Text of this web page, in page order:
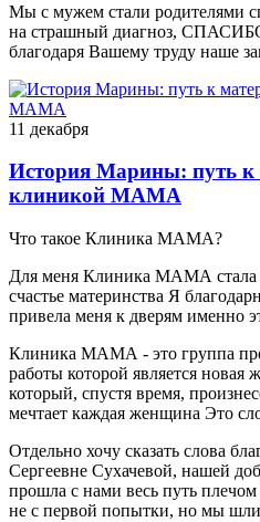
Мы с мужем стали родителями
на страшный диагноз,
благодаря Вашему труду наше
11 декабря
История Марины: путь к
клиникой МАМА
Что такое Клиника МАМА?
Для меня Клиника МАМА стала
счастье материнства Я
привела меня к дверям именно
Клиника МАМА - это группа
работы которой является новая
который, спустя время,
мечтает каждая женщина Это
Отдельно хочу сказать слова
Сергеевне Сухачевой, нашей
прошла с нами весь путь
не с первой попытки, но мы